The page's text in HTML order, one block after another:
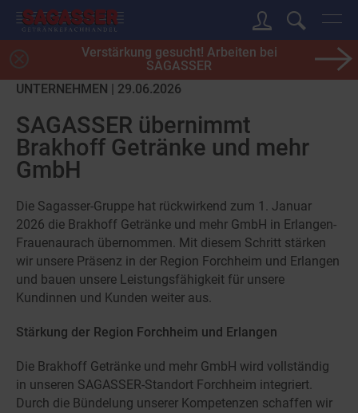
Verstärkung gesucht! Arbeiten bei
SAGASSER
UNTERNEHMEN | 29.06.2026
SAGASSER übernimmt
Brakhoff Getränke und mehr
GmbH
Die Sagasser-Gruppe hat rückwirkend zum 1. Januar
2026 die Brakhoff Getränke und mehr GmbH in Erlangen-
Frauenaurach übernommen. Mit diesem Schritt stärken
wir unsere Präsenz in der Region Forchheim und Erlangen
und bauen unsere Leistungsfähigkeit für unsere
Kundinnen und Kunden weiter aus.
Stärkung der Region Forchheim und Erlangen
Die Brakhoff Getränke und mehr GmbH wird vollständig
in unseren SAGASSER-Standort Forchheim integriert.
Durch die Bündelung unserer Kompetenzen schaffen wir